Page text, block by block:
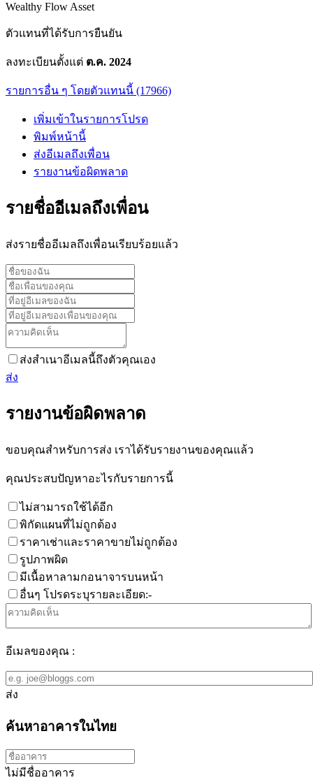
Wealthy Flow Asset
ตัวแทนที่ได้รับการยืนยัน
ลงทะเบียนตั้งแต่ ต.ค. 2024
รายการอื่น ๆ โดยตัวแทนนี้ (17966)
เพิ่มเข้าในรายการโปรด
พิมพ์หน้านี้
ส่งอีเมลถึงเพื่อน
รายงานข้อผิดพลาด
รายชื่ออีเมลถึงเพื่อน
ส่งรายชื่ออีเมลถึงเพื่อนเรียบร้อยแล้ว
ส่งสำเนาอีเมลนี้ถึงตัวคุณเอง
ส่ง
รายงานข้อผิดพลาด
ขอบคุณสำหรับการส่ง เราได้รับรายงานของคุณแล้ว
คุณประสบปัญหาอะไรกับรายการนี้
ไม่สามารถใช้ได้อีก
พิกัดแผนที่ไม่ถูกต้อง
ราคาเช่าและราคาขายไม่ถูกต้อง
รูปภาพผิด
มีเนื้อหาลามกอนาจารบนหน้า
อื่นๆ โปรดระบุรายละเอียด:-
อีเมลของคุณ :
ส่ง
ค้นหาอาคารในไทย
ไม่มีชื่ออาคาร